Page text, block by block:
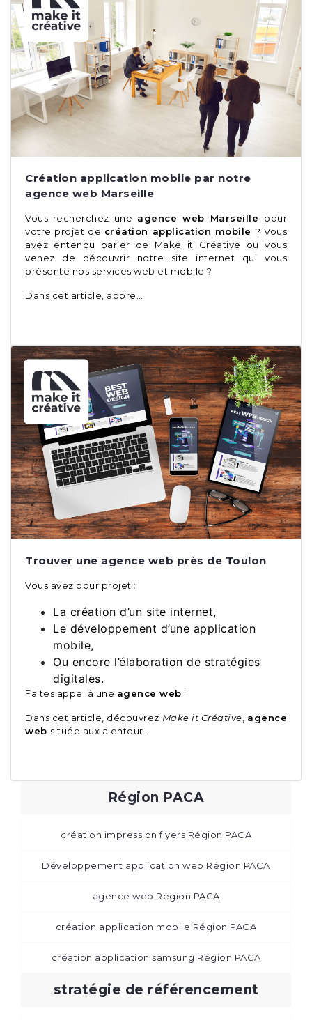
Création application mobile par notre
agence web Marseille
Vous recherchez une agence web Marseille pour
votre projet de création application mobile ? Vous
avez entendu parler de Make it Créative ou vous
venez de découvrir notre site internet qui vous
présente nos services web et mobile ?
Dans cet article, appre…
Trouver une agence web près de Toulon
Vous avez pour projet :
La création d’un site internet,
Le développement d’une application
mobile,
Ou encore l’élaboration de stratégies
digitales.
Faites appel à une agence web !
Dans cet article, découvrez Make it Créative agence
web située aux alentour…
Région PACA
création impression flyers Région PACA
Développement application web Région PACA
agence web Région PACA
création application mobile Région PACA
création application samsung Région PACA
stratégie de référencement